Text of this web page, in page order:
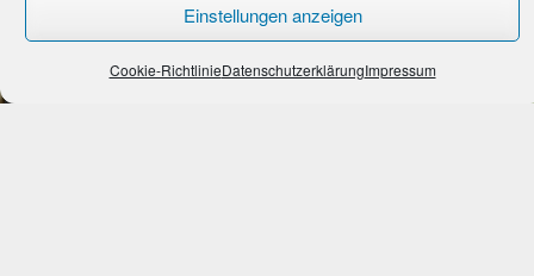
Einstellungen anzeigen
Cookie-RichtlinieDatenschutzerklärungImpressum